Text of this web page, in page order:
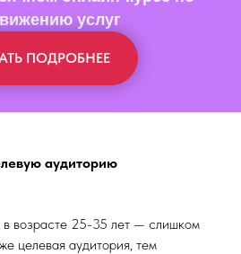
услуг
ПОДРОБНЕЕ
аудиторию
возрасте 25-35 лет — слишком
целевая аудитория, тем